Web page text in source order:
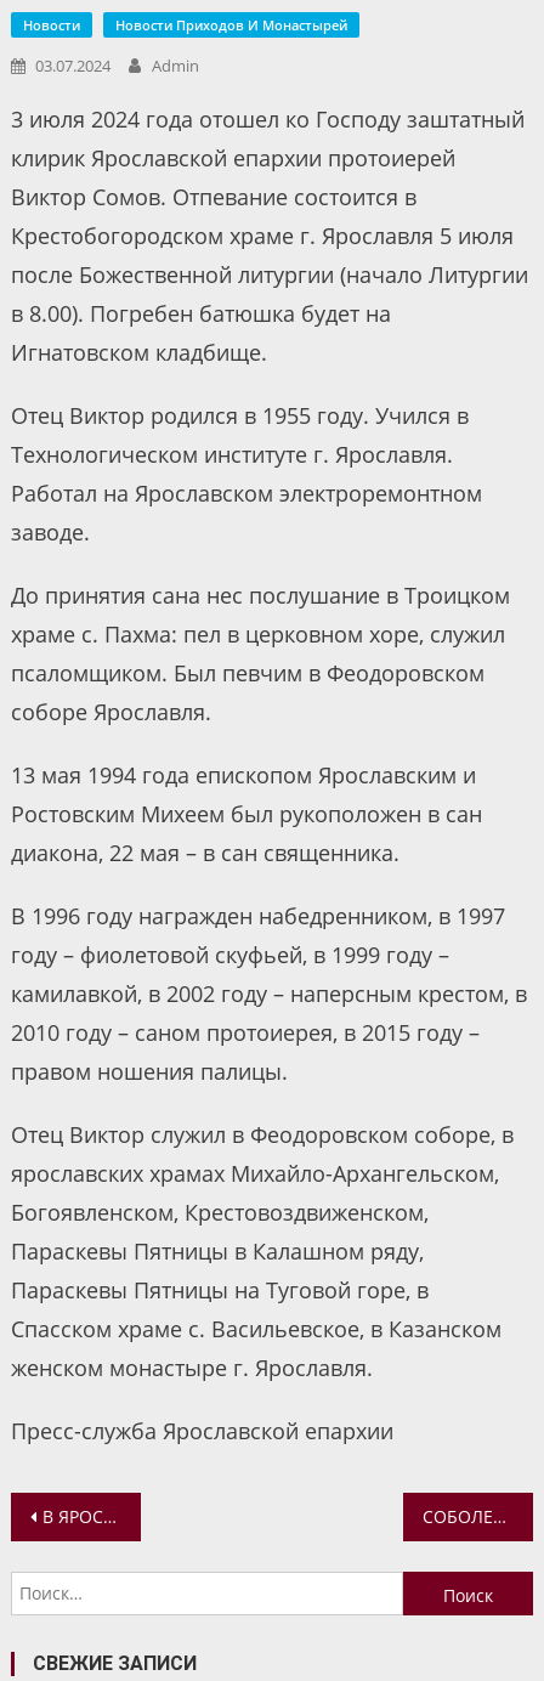
Новости Новости Приходов И Монастырей
03.07.2024 Admin
3 июля 2024 года отошел ко Господу заштатный
клирик Ярославской епархии протоиерей
Виктор Сомов. Отпевание состоится в
Крестобогородском храме г. Ярославля 5 июля
после Божественной литургии (начало Литургии
в 8.00). Погребен батюшка будет на
Игнатовском кладбище.
Отец Виктор родился в 1955 году. Учился в
Технологическом институте г. Ярославля.
Работал на Ярославском электроремонтном
заводе.
До принятия сана нес послушание в Троицком
храме с. Пахма: пел в церковном хоре, служил
псаломщиком. Был певчим в Феодоровском
соборе Ярославля.
13 мая 1994 года епископом Ярославским и
Ростовским Михеем был рукоположен в сан
диакона, 22 мая – в сан священника.
В 1996 году награжден набедренником, в 1997
году – фиолетовой скуфьей, в 1999 году –
камилавкой, в 2002 году – наперсным крестом, в
2010 году – саном протоиерея, в 2015 году –
правом ношения палицы.
Отец Виктор служил в Феодоровском соборе, в
ярославских храмах Михайло-Архангельском,
Богоявленском, Крестовоздвиженском,
Параскевы Пятницы в Калашном ряду,
Параскевы Пятницы на Туговой горе, в
Спасском храме с. Васильевское, в Казанском
женском монастыре г. Ярославля.
Пресс-служба Ярославской епархии
Навигация
по
записям
В ЯРОСЛАВЛЕ ПРОЙДЕТ МЕЖДУНАРОДНЫЙ КИНОФЕСТИВАЛЬ «В КРУГУ СЕМЬИ» СОБОЛЕЗНОВАНИЕ МИТРОПОЛИТА ВАДИМА В СВЯЗИ С КОНЧИНОЙ ПРОТОИЕРЕЯ ВИКТОРА СОМОВА
Найти:
СВЕЖИЕ ЗАПИСИ